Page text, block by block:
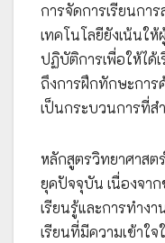
การจัดการเรียนกา
เทคโนโลยียังเน้นใ
ปฏิบัติการเพื่อให้ได้
ถึงการฝึกทักษะการ
เป็นกระบวนการที่ส
หลักสูตรวิทยาศาสต
ยุคปัจจุบัน เนื่องจา
เรียนรู้และการทำง
เรียนที่มีความเข้าใ